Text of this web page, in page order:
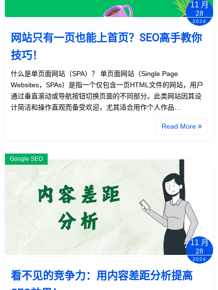
11 月
28
2024
网站只有一页也能上首页？SEO高手教你
技巧！
什么是单页面网站（SPA）？ 单页面网站（Single Page
Websites，SPAs）是指一个仅包含一页HTML文件的网站，用户
通过垂直滚动或导航按钮切换页面的不同部分。此类网站因其设
计简洁和操作直观而备受欢迎，尤其适合用作个人作品…
Read More
Google SEO
11 月
28
2024
看不见的竞争力：用内容差距分析提高